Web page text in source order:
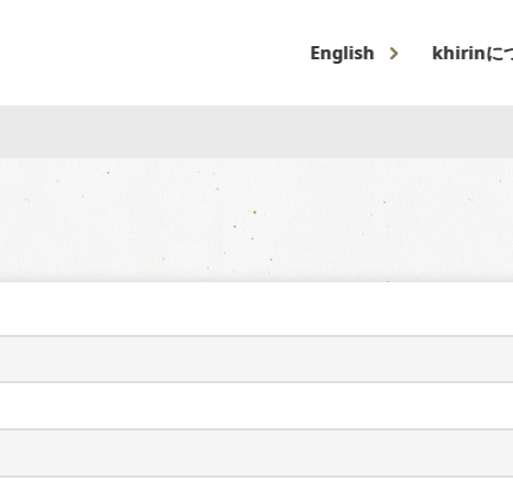
English khirinに